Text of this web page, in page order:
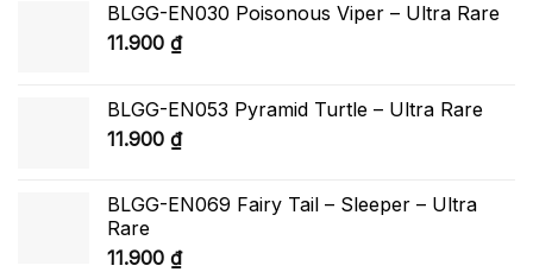
BLGG-EN030 Poisonous Viper – Ultra Rare
11.900 ₫
BLGG-EN053 Pyramid Turtle – Ultra Rare
11.900 ₫
BLGG-EN069 Fairy Tail – Sleeper – Ultra
Rare
11.900 ₫